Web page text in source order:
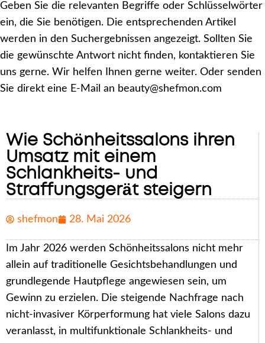
Geben Sie die relevanten Begriffe oder Schlüsselwörter
ein, die Sie benötigen. Die entsprechenden Artikel
werden in den Suchergebnissen angezeigt. Sollten Sie
die gewünschte Antwort nicht finden, kontaktieren Sie
uns gerne. Wir helfen Ihnen gerne weiter. Oder senden
Sie direkt eine E-Mail an beauty@shefmon.com
Wie Schönheitssalons ihren
Umsatz mit einem
Schlankheits- und
Straffungsgerät steigern
shefmon 28. Mai 2026
Im Jahr 2026 werden Schönheitssalons nicht mehr
allein auf traditionelle Gesichtsbehandlungen und
grundlegende Hautpflege angewiesen sein, um
Gewinn zu erzielen. Die steigende Nachfrage nach
nicht-invasiver Körperformung hat viele Salons dazu
veranlasst, in multifunktionale Schlankheits- und